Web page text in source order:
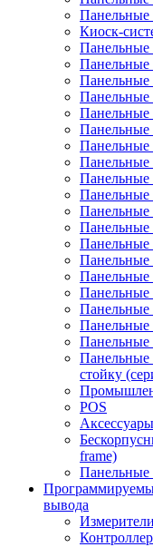
Панельные
Киоск-
Панельные
Панельные
Панельные
Панельные
Панельные
Панельные
Панельные
Панельные
Панельные
стойку
POS
frame)
вывода